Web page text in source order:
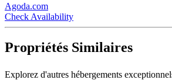
Agoda.com
Check Availability
Propriétés Similaires
Explorez d'autres hébergements